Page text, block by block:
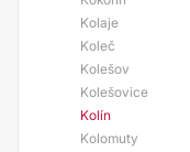
Kolaje
Koleč
Kolešov
Kolešovice
Kolín
Kolomuty